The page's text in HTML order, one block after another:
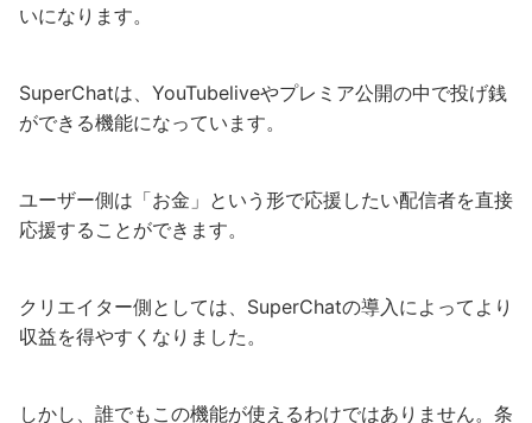
いになります。
SuperChatは、YouTubeliveやプレミア公開の中で投げ銭
ができる機能になっています。
ユーザー側は「お金」という形で応援したい配信者を直接
応援することができます。
クリエイター側としては、SuperChatの導入によってより
収益を得やすくなりました。
しかし、誰でもこの機能が使えるわけではありません。条